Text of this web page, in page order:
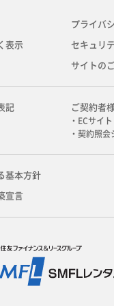
表示
プライバ
セキュリ
サイトの
記 ご契約者
・ECサイ
・契約照
基本方針
宣言